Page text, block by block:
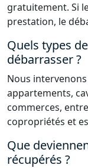
gratuitement. Si
prestation, le
Quels types
débarrasser ?
Nous
appartements,
commerces,
copropriétés et
Que
récupérés ?